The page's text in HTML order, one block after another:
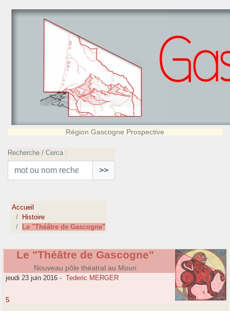
Région Gascogne Prospective
Recherche / Cerca :
>>
Accueil
Histoire
Le "Théâtre de Gascogne"
Le "Théâtre de Gascogne"
Nouveau pôle théatral au Moun
jeudi 23 juin 2016 - Tederic MERGER
5